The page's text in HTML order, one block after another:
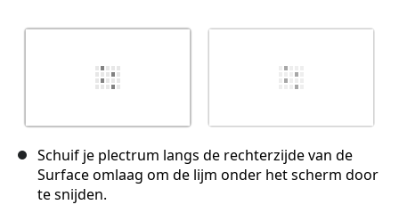
Schuif je plectrum langs de rechterzijde van de
Surface omlaag om de lijm onder het scherm door
te snijden.